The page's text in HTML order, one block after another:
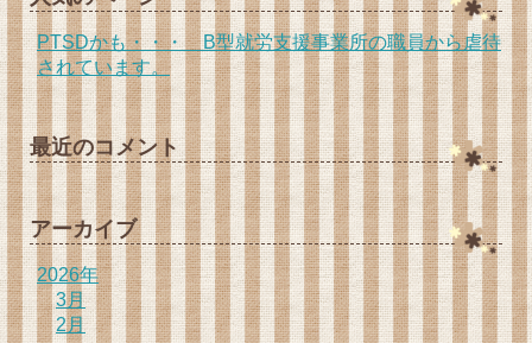
PTSDかも・・・ B型就労支援事業所の職員から虐待
されています。
最近のコメント
アーカイブ
2026年
3月
2月